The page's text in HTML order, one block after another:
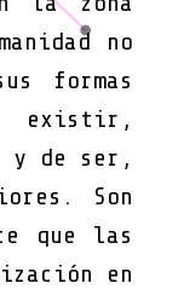
no
formas
y de ser,
Son
que las
en